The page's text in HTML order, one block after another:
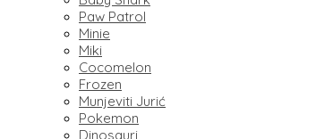
Paw Patrol
Minie
Miki
Cocomelon
Frozen
Munjeviti Jurić
Pokemon
Dinosauri